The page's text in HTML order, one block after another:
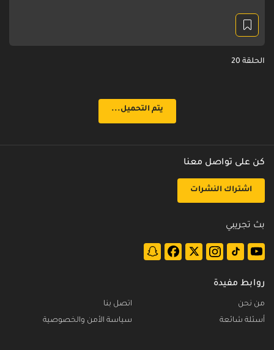
الحلقة 20
الحلقة 21